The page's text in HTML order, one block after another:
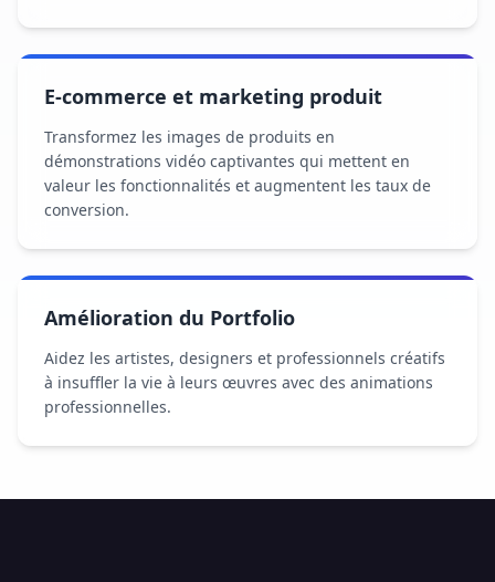
E-commerce et marketing produit
Transformez les images de produits en
démonstrations vidéo captivantes qui mettent en
valeur les fonctionnalités et augmentent les taux de
conversion.
Amélioration du Portfolio
Aidez les artistes, designers et professionnels créatifs
à insuffler la vie à leurs œuvres avec des animations
professionnelles.